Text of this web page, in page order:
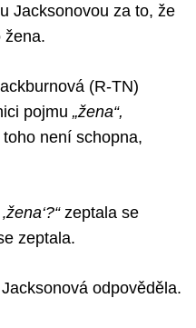
Jacksonovou za to, že
žena.
(R-TN)
pojmu „žena“,
není schopna,
zeptala se
zeptala.
odpověděla.